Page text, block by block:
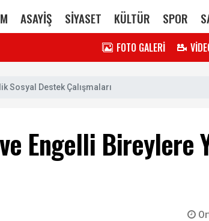
ASAYİŞ SİYASET KÜLTÜR SPOR
FOTO GALERİ
Sosyal Destek Çalışmaları
Engelli Bireylere